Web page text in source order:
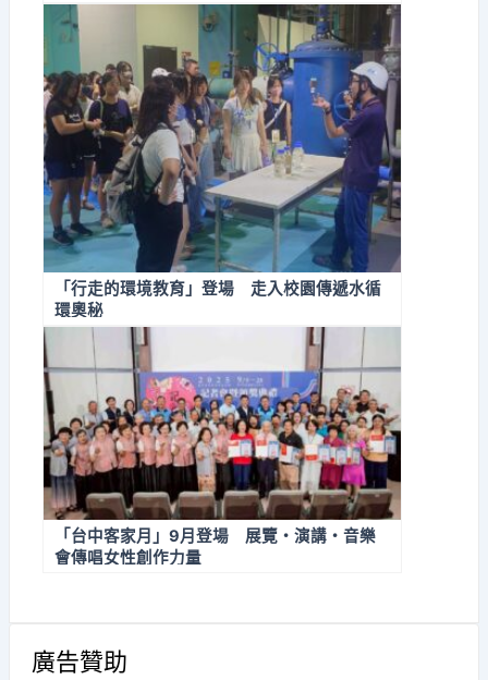
「行走的環境教育」登場 走入校園傳遞水循
環奧秘
「台中客家月」9月登場 展覽・演講・音樂
會傳唱女性創作力量
廣告贊助